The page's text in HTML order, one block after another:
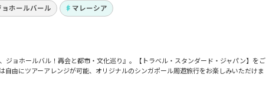
ョホールバール マレーシア
ジョホールバル！再会と都市・文化巡り』。【トラベル・スタンダード・ジャパン】をご
由にツアーアレンジが可能、オリジナルのシンガポール周遊旅行をお楽しみいただけま